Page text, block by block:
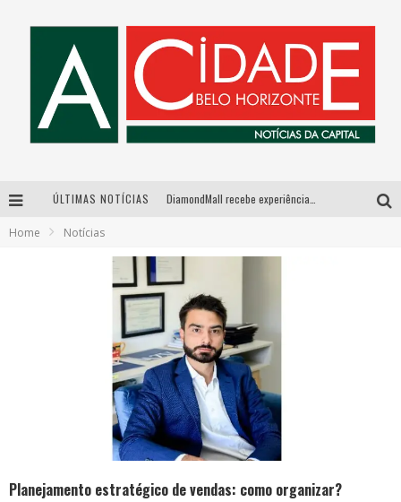
ÚLTIMAS NOTÍCIAS
Home Notícias
Planejamento estratégico de vendas: como organizar?